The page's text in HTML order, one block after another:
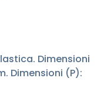
Dimensioni
Dimensioni (P):